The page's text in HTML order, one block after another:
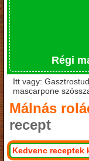
Régi
Itt vagy:
mascarpone
Málnás
recept
Kedvenc receptek